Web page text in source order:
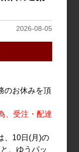
SILVER 純米吟
ろし 1.8L
2026-08-05
のお休みを頂
、受注・配達
、10日(月)の
、ゆうパッ